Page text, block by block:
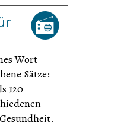
Wort
Sätze:
120